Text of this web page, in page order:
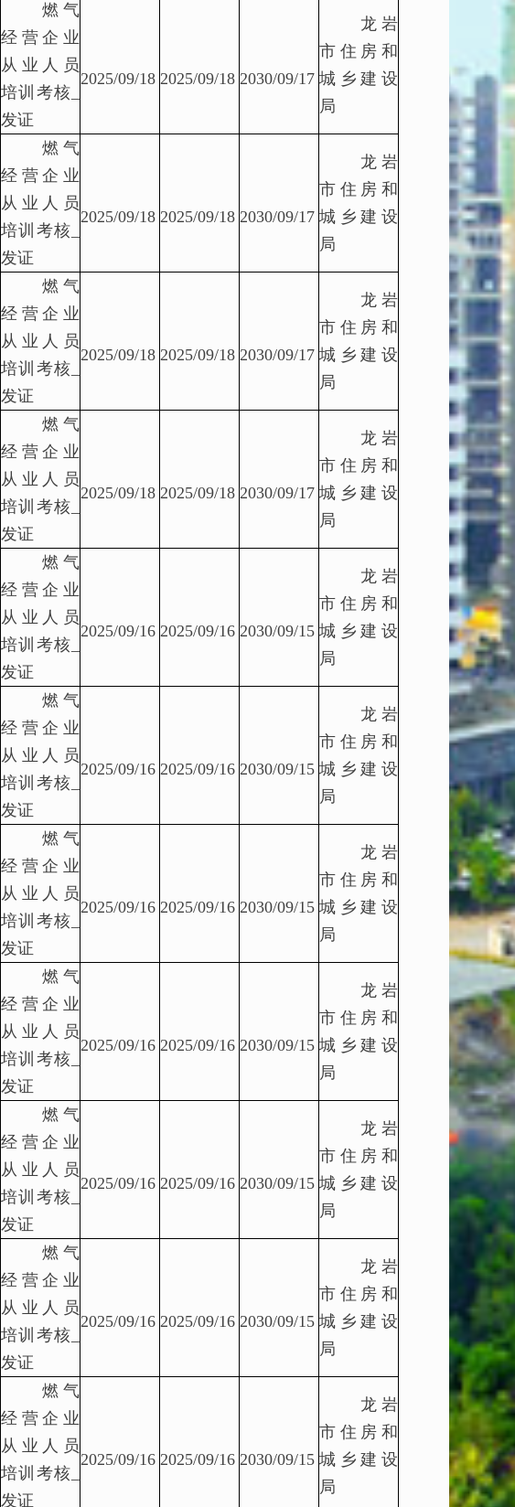
燃气
经营企业
从业人员
培训考核_
发证
2025/09/18 2025/09/18 2030/09/17
龙岩
市住房和
城乡建设
局
燃气
经营企业
从业人员
培训考核_
发证
2025/09/18 2025/09/18 2030/09/17
龙岩
市住房和
城乡建设
局
燃气
经营企业
从业人员
培训考核_
发证
2025/09/18 2025/09/18 2030/09/17
龙岩
市住房和
城乡建设
局
燃气
经营企业
从业人员
培训考核_
发证
2025/09/18 2025/09/18 2030/09/17
龙岩
市住房和
城乡建设
局
燃气
经营企业
从业人员
培训考核_
发证
2025/09/16 2025/09/16 2030/09/15
龙岩
市住房和
城乡建设
局
燃气
经营企业
从业人员
培训考核_
发证
2025/09/16 2025/09/16 2030/09/15
龙岩
市住房和
城乡建设
局
燃气
经营企业
从业人员
培训考核_
发证
2025/09/16 2025/09/16 2030/09/15
龙岩
市住房和
城乡建设
局
燃气
经营企业
从业人员
培训考核_
发证
2025/09/16 2025/09/16 2030/09/15
龙岩
市住房和
城乡建设
局
燃气
经营企业
从业人员
培训考核_
发证
2025/09/16 2025/09/16 2030/09/15
龙岩
市住房和
城乡建设
局
燃气
经营企业
从业人员
培训考核_
发证
2025/09/16 2025/09/16 2030/09/15
龙岩
市住房和
城乡建设
局
燃气
经营企业
从业人员
培训考核_
发证
2025/09/16 2025/09/16 2030/09/15
龙岩
市住房和
城乡建设
局